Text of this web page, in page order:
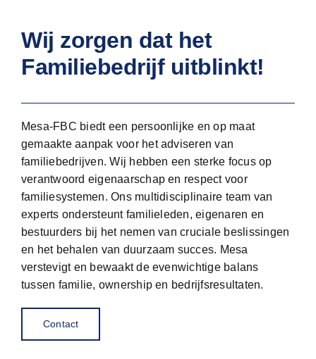
Wij zorgen dat het
Familiebedrijf uitblinkt!
Mesa-FBC biedt een persoonlijke en op maat
gemaakte aanpak voor het adviseren van
familiebedrijven. Wij hebben een sterke focus op
verantwoord eigenaarschap en respect voor
familiesystemen. Ons multidisciplinaire team van
experts ondersteunt familieleden, eigenaren en
bestuurders bij het nemen van cruciale beslissingen
en het behalen van duurzaam succes. Mesa
verstevigt en bewaakt de evenwichtige balans
tussen familie, ownership en bedrijfsresultaten.
Contact